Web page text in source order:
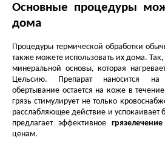
Основные процедуры
дома
Процедуры термической обработки
также можете использовать их дома. Так,
минеральной основы, которая
Цельсию. Препарат наносится на
обертывание остается на коже в
грязь стимулирует не только
расслабляющее действие и успокаивает
предлагает эффективное грязелечение
ценам.